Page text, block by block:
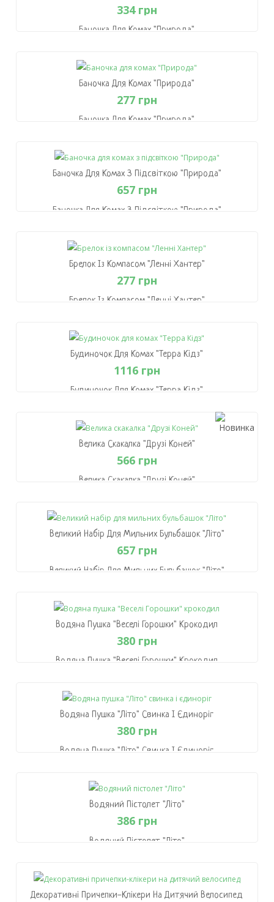
334 грн
Баночка Для Комах "Природа"
В Кошик
Баночка Для Комах "Природа"
277 грн
Баночка Для Комах "Природа"
В Кошик
Баночка Для Комах З Підсвіткою "Природа"
657 грн
Баночка Для Комах З Підсвіткою "Природа"
Брелок Із Компасом "Ленні Хантер"
277 грн
Брелок Із Компасом "Ленні Хантер"
В Кошик
Будиночок Для Комах "Терра Кідз"
1116 грн
Будиночок Для Комах "Терра Кідз"
В Кошик
Велика Скакалка "Друзі Коней"
566 грн
Велика Скакалка "Друзі Коней"
В Кошик
Великий Набір Для Мильних Бульбашок "Літо"
657 грн
Великий Набір Для Мильних Бульбашок "Літо"
В Кошик
Водяна Пушка "Веселі Горошки" Крокодил
380 грн
Водяна Пушка "Веселі Горошки" Крокодил
В Кошик
Водяна Пушка "Літо" Свинка І Єдиноріг
380 грн
Водяна Пушка "Літо" Свинка І Єдиноріг
В Кошик
Водяний Пістолет "Літо"
386 грн
Водяний Пістолет "Літо"
В Кошик
Декоративні Причепки-Клікери На Дитячий Велосипед